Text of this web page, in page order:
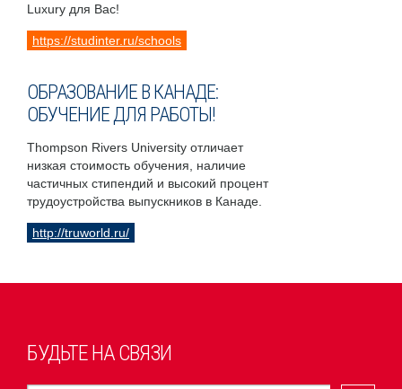
Luxury для Вас!
https://studinter.ru/schools
ОБРАЗОВАНИЕ В КАНАДЕ:
ОБУЧЕНИЕ ДЛЯ РАБОТЫ!
Thompson Rivers University отличает
низкая стоимость обучения, наличие
частичных стипендий и высокий процент
трудоустройства выпускников в Канаде.
http://truworld.ru/
БУДЬТЕ НА СВЯЗИ